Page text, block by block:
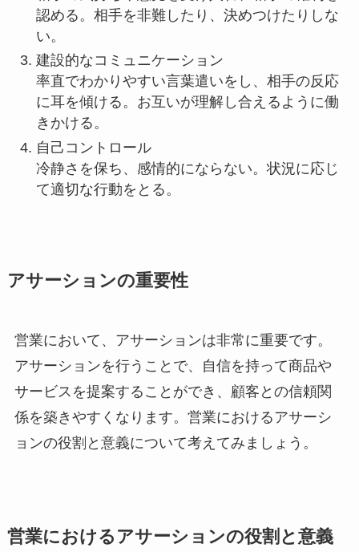
認める。相手を非難したり、決めつけたりしな
い。
建設的なコミュニケーション
率直でわかりやすい言葉遣いをし、相手の反応
に耳を傾ける。お互いが理解し合えるように働
きかける。
自己コントロール
冷静さを保ち、感情的にならない。状況に応じ
て適切な行動をとる。
アサーションの重要性
営業において、アサーションは非常に重要です。
アサーションを行うことで、自信を持って商品や
サービスを提案することができ、顧客との信頼関
係を築きやすくなります。営業におけるアサーシ
ョンの役割と意義について考えてみましょう。
営業におけるアサーションの役割と意義